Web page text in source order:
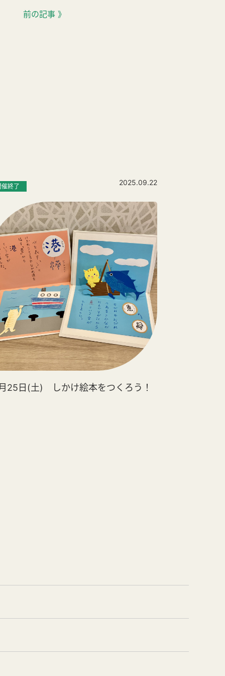
前の記事 》
催終了 2025.09.22
25日(土) しかけ絵本をつくろう！